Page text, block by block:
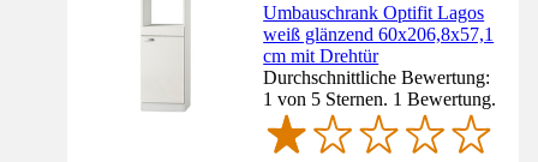
Umbauschrank Optifit Lagos
weiß glänzend 60x206,8x57,1
cm mit Drehtür
Durchschnittliche Bewertung:
1 von 5 Sternen. 1 Bewertung.